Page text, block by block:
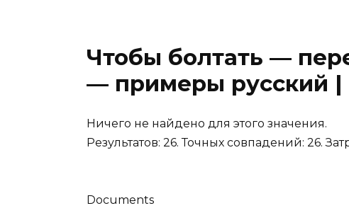
Чтобы болтать —
— примеры русский |
Ничего не найдено для этого значения.
Результатов: 26. Точных совпадений: 26.
Documents